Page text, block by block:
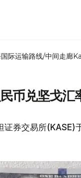
际运输路线/中间走廊
币兑坚戈汇
证券交易所(KASE)